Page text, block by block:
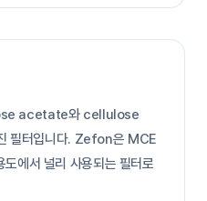
acetate와 cellulose
필터입니다. Zefon은 MCE
에서 널리 사용되는 필터로